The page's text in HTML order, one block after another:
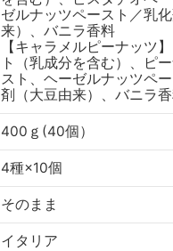
ゼルナッツペースト／乳
来）、バニラ香料
【キャラメルピーナッツ
ト（乳成分を含む）、ピ
スト、ヘーゼルナッツペ
剤（大豆由来）、バニラ
400ｇ(40個）
4種×10個
そのまま
イタリア